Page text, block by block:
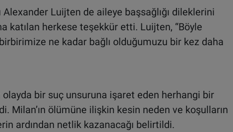
Alexander Luijten de aileye başsağlığı dileklerini
katılan herkese teşekkür etti. Luijten, “Böyle
ne kadar bağlı olduğumuzu bir kez daha
bir suç unsuruna işaret eden herhangi bir
Milan’ın ölümüne ilişkin kesin neden ve koşulların
ardından netlik kazanacağı belirtildi.